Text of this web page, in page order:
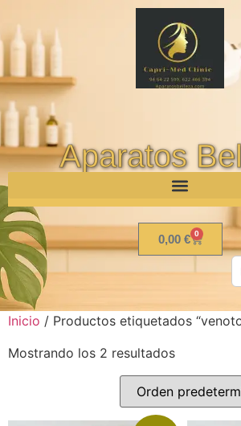
Aparatos
0,00 € 0
Inicio / Productos etiquetados
Mostrando los 2 resultados